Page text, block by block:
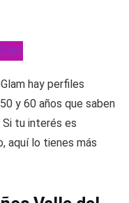
hay perfiles
y 60 años que saben
Si tu interés es
aquí lo tienes más